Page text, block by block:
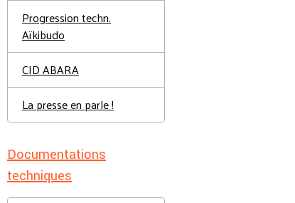
Progression techn.
Aïkibudo
CID ABARA
La presse en parle !
Documentations
techniques